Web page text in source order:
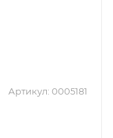
Артикул: 0005181